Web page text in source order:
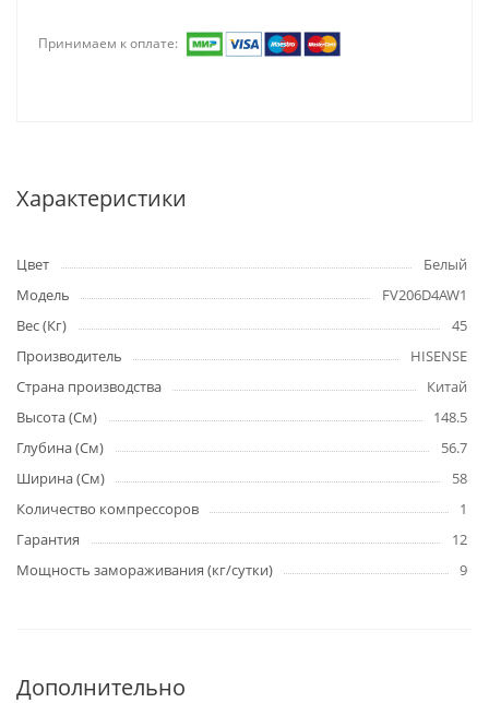
Принимаем к оплате:
Характеристики
Цвет
Белый
Модель
FV206D4AW1
Вес (Кг)
45
Производитель
HISENSE
Страна производства
Китай
Высота (См)
148.5
Глубина (См)
56.7
Ширина (См)
58
Количество компрессоров
1
Гарантия
12
Мощность замораживания (кг/сутки)
9
Дополнительно